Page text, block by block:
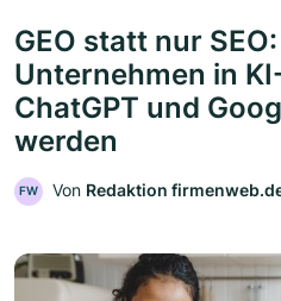
GEO statt nur
Unternehmen in
ChatGPT und
werden
FW Von Redaktion